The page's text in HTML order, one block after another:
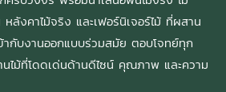
ลังคาไม้จริง และเฟอร์นิเจอร์ไม้ ที่ผสาน
ากับงานออกแบบร่วมสมัย ตอบโจทย์ทุก
ไม้ที่โดดเด่นด้านดีไซน์ คุณภาพ และความ